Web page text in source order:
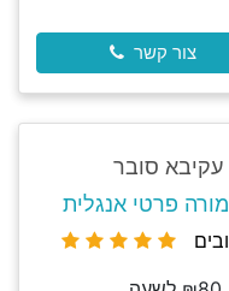
צור קשר
עקיבא סובר
מורה פרטי אנגלית